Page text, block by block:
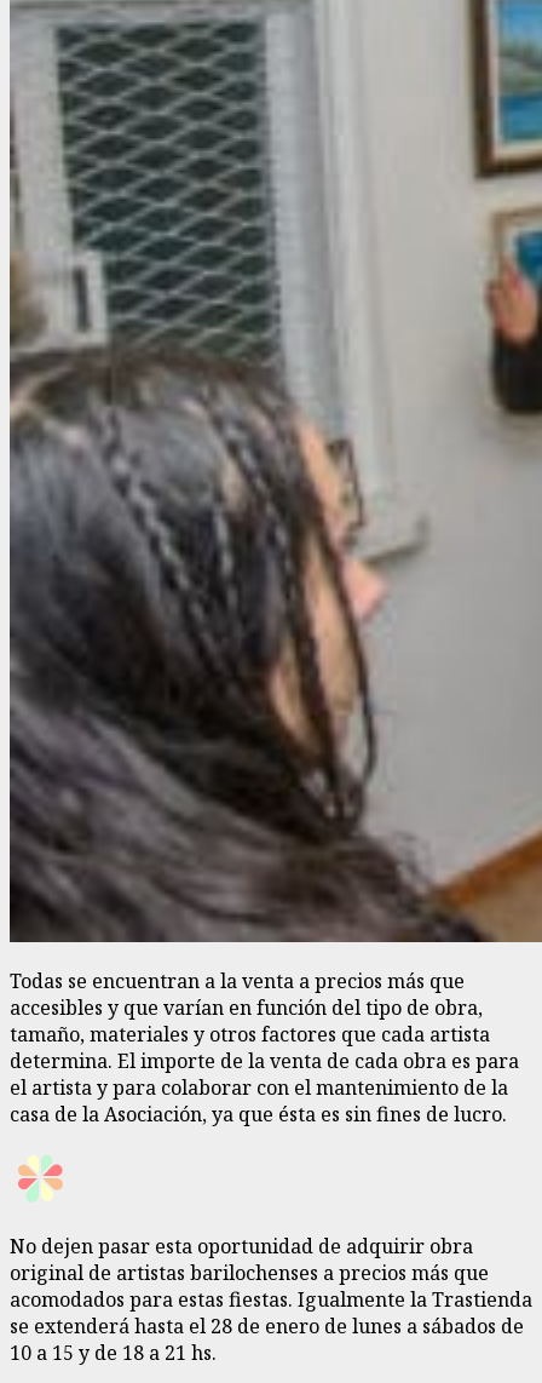
Todas se encuentran a la venta a precios más que
accesibles y que varían en función del tipo de obra,
tamaño, materiales y otros factores que cada artista
determina. El importe de la venta de cada obra es para
el artista y para colaborar con el mantenimiento de la
casa de la Asociación, ya que ésta es sin fines de lucro.
No dejen pasar esta oportunidad de adquirir obra
original de artistas barilochenses a precios más que
acomodados para estas fiestas. Igualmente la Trastienda
se extenderá hasta el 28 de enero de lunes a sábados de
10 a 15 y de 18 a 21 hs.